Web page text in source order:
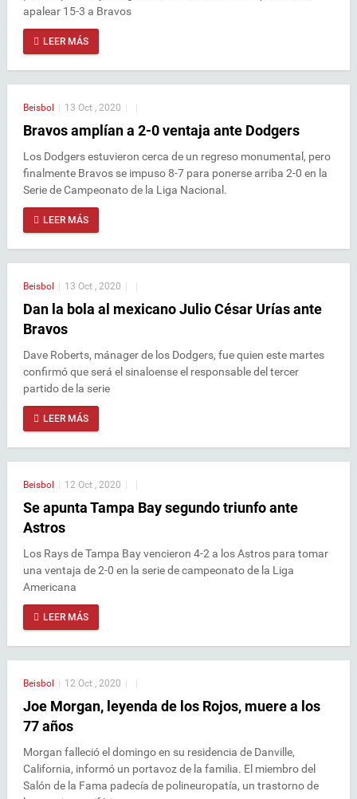
apalear 15-3 a Bravos
LEER MÁS
Beisbol | 13 Oct , 2020 | |
Bravos amplían a 2-0 ventaja ante Dodgers
Los Dodgers estuvieron cerca de un regreso monumental, pero
finalmente Bravos se impuso 8-7 para ponerse arriba 2-0 en la
Serie de Campeonato de la Liga Nacional.
LEER MÁS
Beisbol | 13 Oct , 2020 | |
Dan la bola al mexicano Julio César Urías ante
Bravos
Dave Roberts, mánager de los Dodgers, fue quien este martes
confirmó que será el sinaloense el responsable del tercer
partido de la serie
LEER MÁS
Beisbol | 12 Oct , 2020 | |
Se apunta Tampa Bay segundo triunfo ante
Astros
Los Rays de Tampa Bay vencieron 4-2 a los Astros para tomar
una ventaja de 2-0 en la serie de campeonato de la Liga
Americana
LEER MÁS
Beisbol | 12 Oct , 2020 | |
Joe Morgan, leyenda de los Rojos, muere a los
77 años
Morgan falleció el domingo en su residencia de Danville,
California, informó un portavoz de la familia. El miembro del
Salón de la Fama padecía de polineuropatía, un trastorno de